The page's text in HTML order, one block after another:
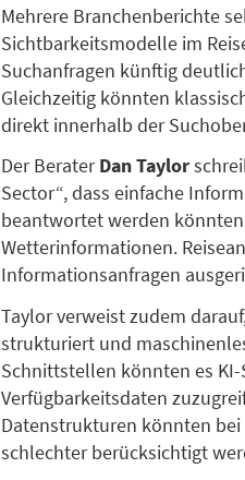
Mehrere Branchenberichte
Sichtbarkeitsmodelle im
Suchanfragen künftig
Gleichzeitig könnten
direkt innerhalb der
Der BeraterDan Taylor
Sector“, dass einfache
beantwortet werden
Wetterinformationen.
Informationsanfragen
Taylor verweist zudem
strukturiert und
Schnittstellen könnten es
Verfügbarkeitsdaten
Datenstrukturen könnten
schlechter berücksichtigt